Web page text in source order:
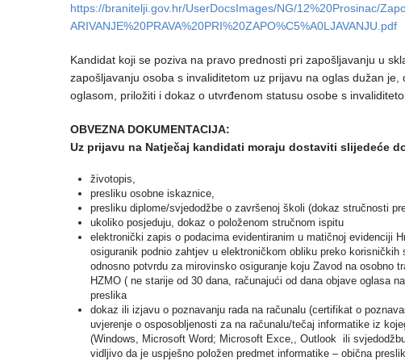
https://branitelji.gov.hr/UserDocsImages/NG/12%20Prosinac/
ARIVANJE%20PRAVA%20PRI%20ZAPO%C5%A0LJAVANJU.pdf
Kandidat koji se poziva na pravo prednosti pri zapošljavanju u
zapošljavanju osoba s invaliditetom uz prijavu na oglas dužan
oglasom, priložiti i dokaz o utvrđenom statusu osobe s
OBVEZNA DOKUMENTACIJA:
Uz prijavu na Natječaj kandidati moraju dostaviti slijedeće
životopis,
presliku osobne iskaznice,
presliku diplome/svjedodžbe o završenoj školi (dokaz stručnosti
ukoliko posjeduju, dokaz o položenom stručnom ispitu
elektronički zapis o podacima evidentiranim u matičnoj evidenciji
osiguranik podnio zahtjev u elektroničkom obliku preko
odnosno potvrdu za mirovinsko osiguranje koju Zavod na osobno
HZMO ( ne starije od 30 dana, računajući od dana objave oglasa
preslika
dokaz ili izjavu o poznavanju rada na računalu (certifikat o
uvjerenje o osposobljenosti za na računalu/tečaj informatike iz
(Windows, Microsoft Word; Microsoft Exce,, Outlook ili
vidljivo da je uspješno položen predmet informatike – obična